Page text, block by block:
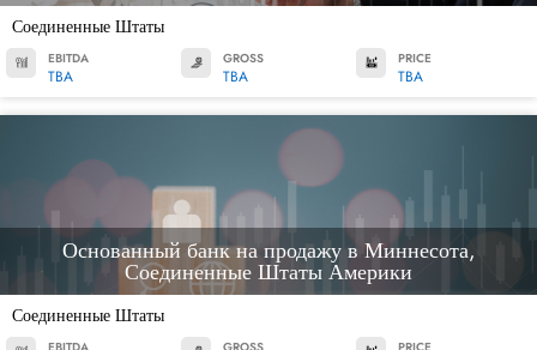
Соединенные Штаты
EBITDA
TBA
GROSS
TBA
PRICE
TBA
Основанный банк на продажу в Миннесота,
Соединенные Штаты Америки
Соединенные Штаты